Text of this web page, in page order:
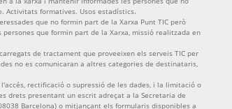
Activitats formatives. Usos estadístics.
que no formin part de la Xarxa Punt TIC però
que formin part de la Xarxa, missió realitzada en
de tractament que proveeixen els serveis TIC per
no es comunicaran a altres categories de destinataris,
l'accés, rectificació o supressió de les dades, i la limitació o
drets presentant un escrit adreçat a la Secretaria de
Barcelona) o mitjançant els formularis disponibles a